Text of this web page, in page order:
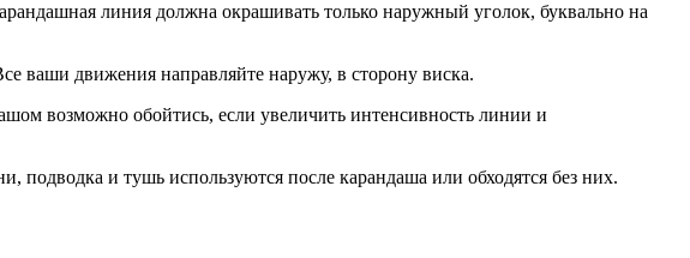
линия должна окрашивать только наружный уголок, буквально на
ваши движения направляйте наружу, в сторону виска.
возможно обойтись, если увеличить интенсивность линии и
подводка и тушь используются после карандаша или обходятся без них.